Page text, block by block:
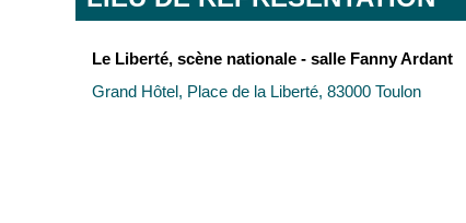
Le Liberté, scène nationale - salle Fanny Ardant
Grand Hôtel, Place de la Liberté, 83000 Toulon